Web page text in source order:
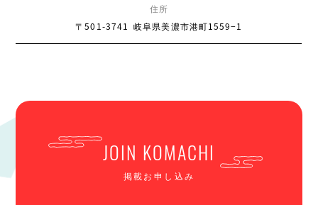
住所
〒501-3741 岐阜県美濃市港町1559−1
JOIN KOMACHI
掲載お申し込み